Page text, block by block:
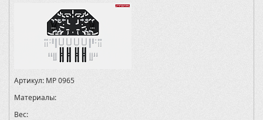
Артикул: MP 0965
Материалы:
Вес: